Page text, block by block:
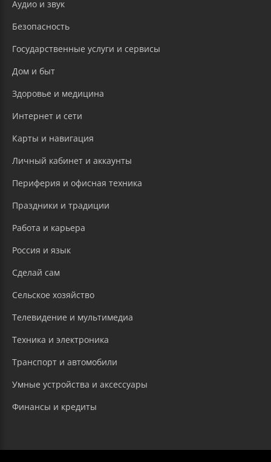
Аудио и звук
Безопасность
Государственные услуги и сервисы
Дом и быт
Здоровье и медицина
Интернет и сети
Карты и навигация
Личный кабинет и аккаунты
Периферия и офисная техника
Праздники и традиции
Работа и карьера
Россия и язык
Сделай сам
Сельское хозяйство
Телевидение и мультимедиа
Техника и электроника
Транспорт и автомобили
Умные устройства и аксессуары
Финансы и кредиты